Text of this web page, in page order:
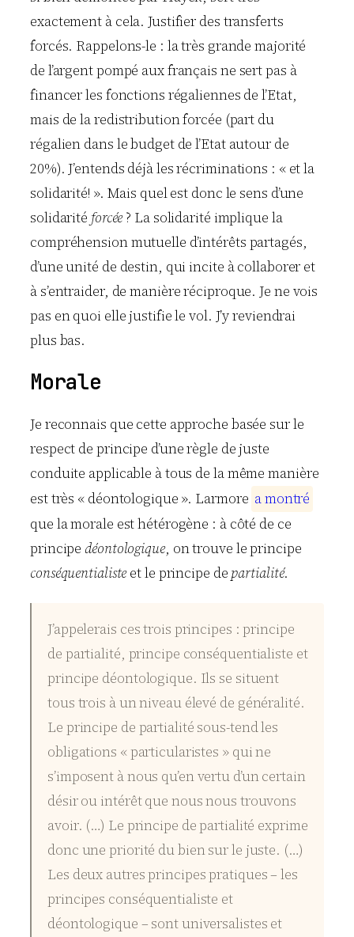
exactement à cela. Justifier des transferts
forcés. Rappelons-le : la très grande majorité
de l’argent pompé aux français ne sert pas à
financer les fonctions régaliennes de l’Etat,
mais de la redistribution forcée (part du
régalien dans le budget de l’Etat autour de
20%). J’entends déjà les récriminations : « et la
solidarité! ». Mais quel est donc le sens d’une
solidarité forcée? La solidarité implique la
compréhension mutuelle d’intérêts partagés,
d’une unité de destin, qui incite à collaborer et
à s’entraider, de manière réciproque. Je ne vois
pas en quoi elle justifie le vol. J’y reviendrai
plus bas.
Morale
Je reconnais que cette approche basée sur le
respect de principe d’une règle de juste
conduite applicable à tous de la même manière
est très « déontologique ». Larmore amontré
que la morale est hétérogène : à côté de ce
principedéontologique, on trouve le principe
conséquentialisteet le principe de partialité.
J’appelerais ces trois principes : principe
de partialité, principe conséquentialiste et
principe déontologique. Ils se situent
tous trois à un niveau élevé de généralité.
Le principe de partialité sous-tend les
obligations « particularistes » qui ne
s’imposent à nous qu’en vertu d’un certain
désir ou intérêt que nous nous trouvons
avoir. (…) Le principe de partialité exprime
donc une priorité du bien sur le juste. (…)
Les deux autres principes pratiques – les
principes conséquentialiste et
déontologique – sont universalistes et